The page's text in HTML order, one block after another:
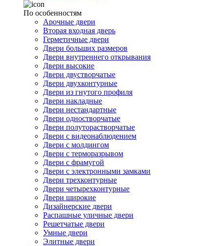
По особенностям
Арочные двери
Вторая входная дверь
Герметичные двери
Двери больших размеров
Двери внутреннего открывания
Двери высокие
Двери двустворчатые
Двери двухконтурные
Двери из гнутого профиля
Двери накладные
Двери нестандартные
Двери одностворчатые
Двери полуторастворчатые
Двери с видеонаблюдением
Двери с молдингом
Двери с терморазрывом
Двери с фрамугой
Двери с электронными замками
Двери трехконтурные
Двери четырехконтурные
Двери широкие
Дизайнерские двери
Распашные уличные двери
Решетчатые двери
Умные двери
Элитные двери